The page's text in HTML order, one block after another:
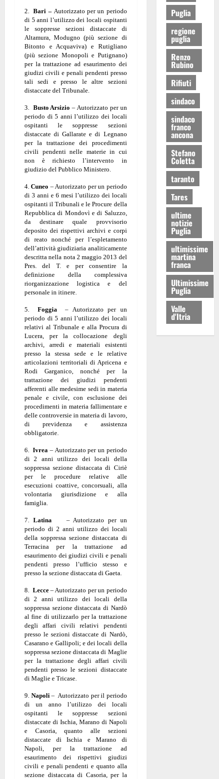
2.Bari – Autorizzato per un periodo
di 5 anni l’utilizzo dei locali ospitanti
le soppresse sezioni distaccate di
Altamura, Modugno (più sezione di
Bitonto e Acquaviva) e Rutigliano
(più sezione Monopoli e Putignano)
per la trattazione ad esaurimento dei
giudizi civili e penali pendenti presso
tali sedi e presso le altre sezioni
distaccate del Tribunale.
3. Busto Arsizio – Autorizzato per un
periodo di 5 anni l’utilizzo dei locali
ospitanti le soppresse sezioni
distaccate di Gallarate e di Legnano
per la trattazione dei procedimenti
civili pendenti nelle materie in cui
non è richiesto l’intervento in
giudizio del Pubblico Ministero.
4.Cuneo – Autorizzato per un periodo
di 3 anni e 6 mesi l’utilizzo dei locali
ospitanti il Tribunali e le Procure della
Repubblica di Mondovì e di Saluzzo,
da destinare quale provvisorio
deposito dei rispettivi archivi e corpi
di reato nonché per l’espletamento
dell’attività giudiziaria analiticamente
descritta nella nota 2 maggio 2013 del
Pres. del T. e per consentire la
definizione della complessiva
riorganizzazione logistica e del
personale in itinere.
5. Foggia – Autorizzato per un
periodo di 5 anni l’utilizzo dei locali
relativi al Tribunale e alla Procura di
Lucera, per la collocazione degli
archivi, arredi e materiali esistenti
presso la stessa sede e le relative
articolazioni territoriali di Apricena e
Rodi Garganico, nonché per la
trattazione dei giudizi pendenti
afferenti alle medesime sedi in materia
penale e civile, con esclusione dei
procedimenti in materia fallimentare e
delle controversie in materia di lavoro,
di previdenza e assistenza
obbligatorie.
6.Ivrea – Autorizzato per un periodo
di 2 anni utilizzo dei locali della
soppressa sezione distaccata di Ciriè
per le procedure relative alle
esecuzioni coattive, concorsuali, alla
volontaria giurisdizione e alla
famiglia.
7. Latina – Autorizzato per un
periodo di 2 anni utilizzo dei locali
della soppressa sezione distaccata di
Terracina per la trattazione ad
esaurimento dei giudizi civili e penali
pendenti presso l’ufficio stesso e
presso la sezione distaccata di Gaeta.
8. Lecce– Autorizzato per un periodo
di 2 anni utilizzo dei locali della
soppressa sezione distaccata di Nardò
al fine di utilizzarlo per la trattazione
degli affari civili relativi pendenti
presso le sezioni distaccate di Nardò,
Casarano e Gallipoli; e dei locali della
soppressa sezione distaccata di Maglie
per la trattazione degli affari civili
pendenti presso le sezioni distaccate
di Maglie e Tricase.
9. Napoli – Autorizzato per il periodo
di un anno l’utilizzo dei locali
ospitanti le soppresse sezioni
distaccate di Ischia, Marano di Napoli
e Casoria, quanto alle sezioni
distaccate di Ischia e Marano di
Napoli, per la trattazione ad
esaurimento dei rispettivi giudizi
civili e penali pendenti e quanto alla
sezione distaccata di Casoria, per la
Puglia
regione
puglia
Renzo
Rubino
Rifiuti
sindaco
sindaco
franco
ancona
Stefano
Coletta
taranto
Tares
ultime
notizie
Puglia
ultimissime
martina
franca
Ultimissime
Puglia
Valle
d'Itria